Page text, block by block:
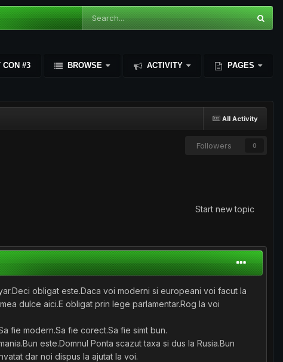
CON #3 BROWSE ACTIVITY PAGES
All Activity
Followers 0
Start new topic
obligat este.Daca voi moderni si europeani voi facut la
dulce aici.E obligat prin lege parlamentar.Rog la voi
fie modern.Sa fie corect.Sa fie simt bun.
este.Domnul Ponta scazut taxa si dus la Rusia.Bun
dar noi dispus la ajutat la voi.